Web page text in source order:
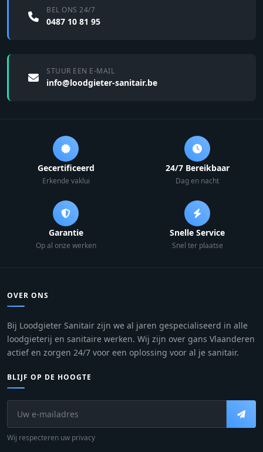
BEL ONS 24/7
0487 10 81 95
STUUR EEN E-MAIL
info@loodgieter-sanitair.be
Gecertificeerd
Erkende vaklui
24/7 Bereikbaar
Dag en nacht
Garantie
Op al onze werken
Snelle Service
Snel ter plaatse
OVER ONS
Bij Loodgieter Sanitair zijn we al jaren gespecialiseerd in alle
loodgieterij en sanitaire werken. Wij zijn over gans Vlaanderen
actief en zorgen 24/7 voor een oplossing voor al je sanitair.
BLIJF OP DE HOOGTE
Wij respecteren uw privacy